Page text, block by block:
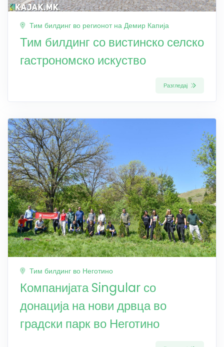
Тим билдинг во регионот на Демир Капија
Тим билдинг со вистинско селско
гастрономско искуство
Разгледај
Тим билдинг во Неготино
Компанијата Singular со
донација на нови дрвца во
градски парк во Неготино